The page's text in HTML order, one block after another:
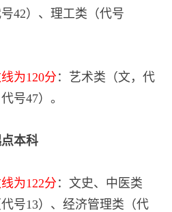
42）、理工类（代号
为120分 ：艺术类（文，代
号47）。
本科
为122分 ：文史、中医类
代号13）、经济管理类（代